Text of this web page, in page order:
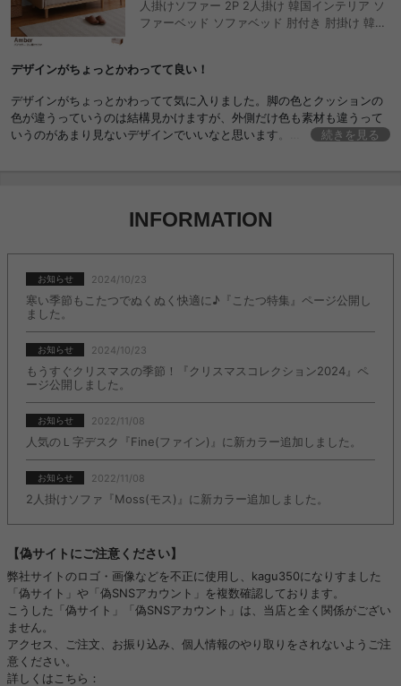
人掛けソファー 2P 2人掛け 韓国インテリア ソ
ファーベッド ソファベッド 肘付き 肘掛け 韓国
ゃれ おすすめ 安い
デザインがちょっとかわってて良い！
デザインがちょっとかわってて気に入りました。脚の色とクッションの
色が違うっていうのは結構見かけますが、外側だけ色も素材も違うって
いうのがあまり見ないデザインでいいなと思います。
続きを見る
INFORMATION
お知らせ 2024/10/23
寒い季節もこたつでぬくぬく快適に♪『こたつ特集』ページ公開し
ました。
お知らせ 2024/10/23
もうすぐクリスマスの季節！『クリスマスコレクション2024』ペ
ージ公開しました。
お知らせ 2022/11/08
人気のＬ字デスク『Fine(ファイン)』に新カラー追加しました。
お知らせ 2022/11/08
2人掛けソファ『Moss(モス)』に新カラー追加しました。
【偽サイトにご注意ください】
弊社サイトのロゴ・画像などを不正に使用し、kagu350になりすました
「偽サイト」や「偽SNSアカウント」を複数確認しております。
こうした「偽サイト」「偽SNSアカウント」は、当店と全く関係がござい
ません。
アクセス、ご注文、お振り込み、個人情報のやり取りをされないようご注
意ください。
詳しくはこちら：